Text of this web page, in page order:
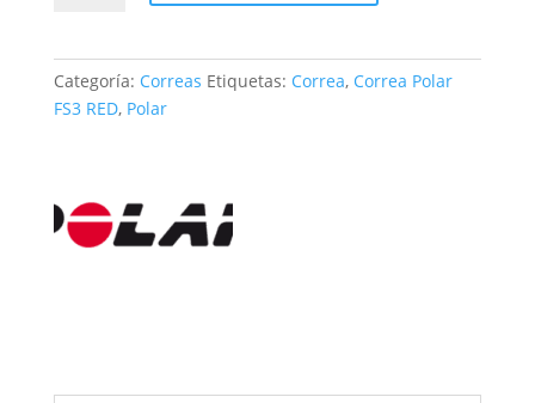
cantidad
Categoría: Correas Etiquetas: Correa, Correa Polar
FS3 RED, Polar